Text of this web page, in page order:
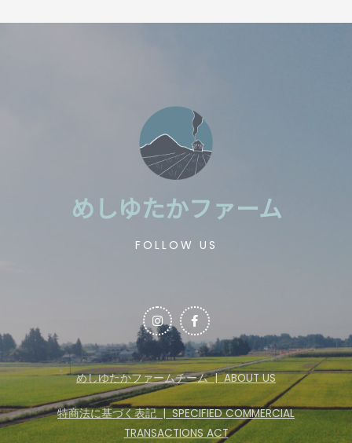
めしゆたかファーム
FOLLOW US
めしゆたかファームチーム | ABOUT US
特商法に基づく表記 | SPECIFIED COMMERCIAL
TRANSACTIONS ACT